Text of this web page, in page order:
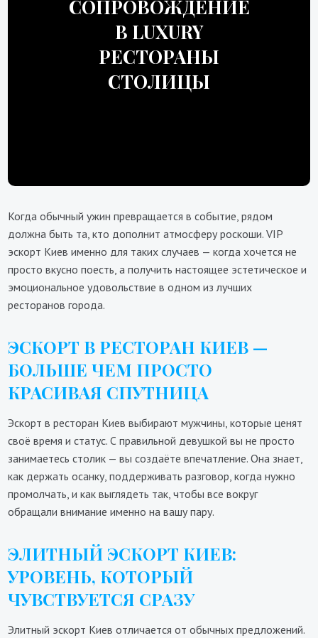
СОПРОВОЖДЕНИЕ
В LUXURY
РЕСТОРАНЫ
СТОЛИЦЫ
Когда обычный ужин превращается в событие, рядом
должна быть та, кто дополнит атмосферу роскоши. VIP
эскорт Киев именно для таких случаев — когда хочется не
просто вкусно поесть, а получить настоящее эстетическое и
эмоциональное удовольствие в одном из лучших
ресторанов города.
ЭСКОРТ В РЕСТОРАН КИЕВ —
БОЛЬШЕ ЧЕМ ПРОСТО
КРАСИВАЯ СПУТНИЦА
Эскорт в ресторан Киев выбирают мужчины, которые ценят
своё время и статус. С правильной девушкой вы не просто
занимаетесь столик — вы создаёте впечатление. Она знает,
как держать осанку, поддерживать разговор, когда нужно
промолчать, и как выглядеть так, чтобы все вокруг
обращали внимание именно на вашу пару.
ЭЛИТНЫЙ ЭСКОРТ КИЕВ:
УРОВЕНЬ, КОТОРЫЙ
ЧУВСТВУЕТСЯ СРАЗУ
Элитный эскорт Киев отличается от обычных предложений.